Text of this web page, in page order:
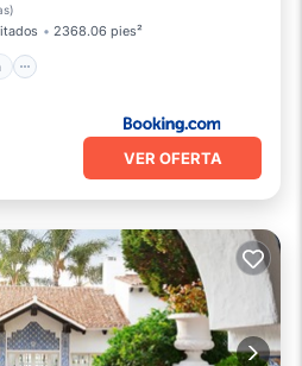
)
2368.06 pies²
VER OFERTA